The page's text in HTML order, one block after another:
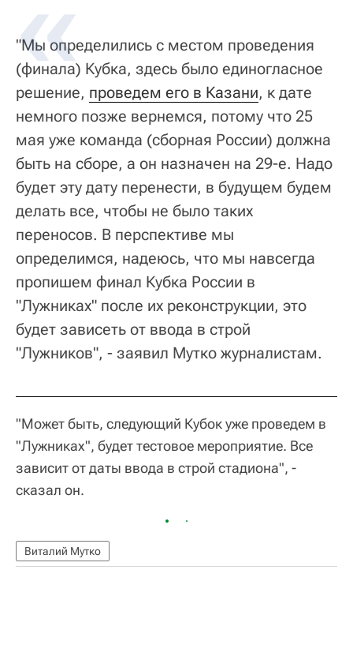
"Мы определились с местом проведения
(финала) Кубка, здесь было единогласное
решение, проведем его в Казани, к дате
немного позже вернемся, потому что 25
мая уже команда (сборная России) должна
быть на сборе, а он назначен на 29-е. Надо
будет эту дату перенести, в будущем будем
делать все, чтобы не было таких
переносов. В перспективе мы
определимся, надеюсь, что мы навсегда
пропишем финал Кубка России в
"Лужниках" после их реконструкции, это
будет зависеть от ввода в строй
"Лужников", - заявил Мутко журналистам.
"Может быть, следующий Кубок уже проведем в
"Лужниках", будет тестовое мероприятие. Все
зависит от даты ввода в строй стадиона", -
сказал он.
Виталий Мутко